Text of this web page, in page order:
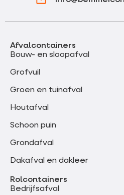
Afvalcontainers
Bouw- en sloopafval
Grofvuil
Groen en tuinafval
Houtafval
Schoon puin
Grondafval
Dakafval en dakleer
Rolcontainers
Bedrijfsafval